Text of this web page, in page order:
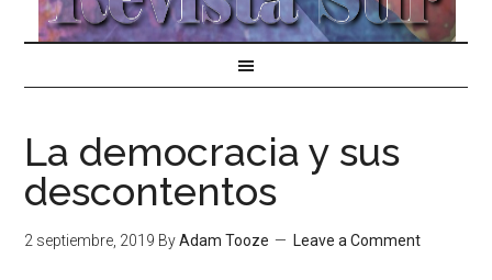
La democracia y sus
descontentos
2 septiembre, 2019 ByAdam Tooze Leave a Comment